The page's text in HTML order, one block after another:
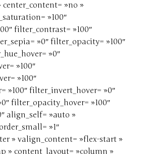
center_content= »no »
»100″
filter_contrast= »100″
»0″ filter_opacity= »100″
»0″
»100″
»100″
»100″ filter_invert_hover= »0″
filter_opacity_hover= »100″
align_self= »auto »
»1″
» valign_content= »flex-start »
» content_layout= »column »